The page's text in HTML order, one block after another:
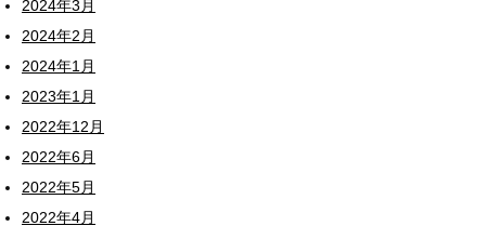
2024年3月
2024年2月
2024年1月
2023年1月
2022年12月
2022年6月
2022年5月
2022年4月